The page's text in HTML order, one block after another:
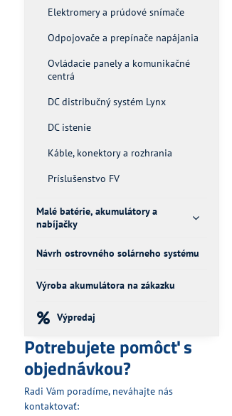
Elektromery a prúdové snímače
Odpojovače a prepínače napájania
Ovládacie panely a komunikačné
centrá
DC distribučný systém Lynx
DC istenie
Káble, konektory a rozhrania
Príslušenstvo FV
Malé batérie, akumulátory a
nabíjačky
Návrh ostrovného solárneho systému
Výroba akumulátora na zákazku
Výpredaj
Potrebujete pomôcť s
objednávkou?
Radi Vám poradíme, neváhajte nás
kontaktovať: